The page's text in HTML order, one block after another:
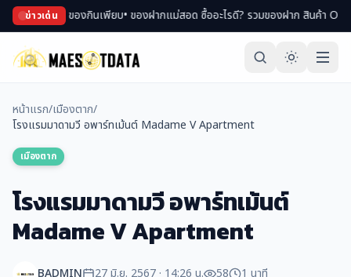
ข่าวเด่น
า ของกินเพียบ• ของฝากแม่สอด ซื้ออะไรดี? รวมของฝาก สินค้า OTOP ขึ้นชื่อ• เ
หน้าแรก/เมืองตาก/
โรงแรมมาดามวี อพาร์ทเม้นต์ Madame V Apartment
เมืองตาก
โรงแรมมาดามวี อพาร์ทเม้นต์
Madame V Apartment
BADMIN 27 มิ.ย. 2567 · 14:26 น. 58 1 นาที